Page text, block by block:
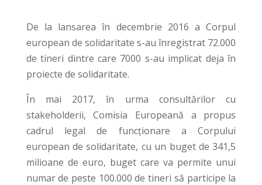
De la lansarea în decembrie 2016 a Corpul
european de solidaritate s-au înregistrat 72.000
de tineri dintre care 7000 s-au implicat deja în
proiecte de solidaritate.
În mai 2017, în urma consultărilor cu
stakeholderii, Comisia Europeană a propus
cadrul legal de funcționare a Corpului
european de solidaritate, cu un buget de 341,5
milioane de euro, buget care va permite unui
numar de peste 100.000 de tineri să participe la